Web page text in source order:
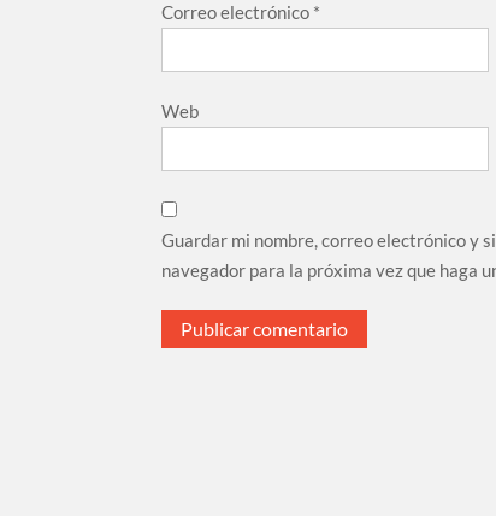
Correo electrónico *
Web
Guardar mi nombre, correo electrónico y
navegador para la próxima vez que haga